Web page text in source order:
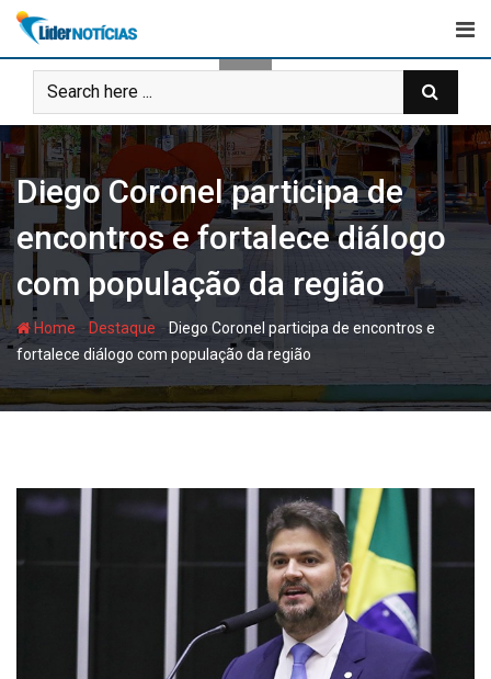
Skip
content
Diego Coronel participa de
encontros e fortalece diálogo
com população da região
Home - Destaque - Diego Coronel participa de encontros e
fortalece diálogo com população da região